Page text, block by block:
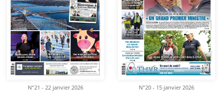
N°21 - 22 janvier 2026 N°20 - 15 janvier 2026